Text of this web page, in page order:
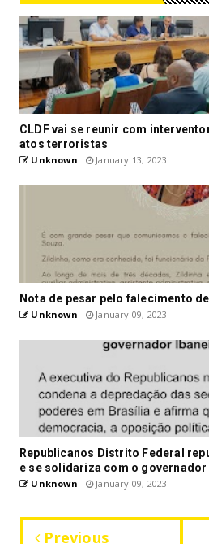
CLDF vai se reunir com
atos terroristas
Unknown January 13, 2023
Nota de pesar pelo falecimento
Unknown January 09, 2023
Republicanos Distrito Federal
e se solidariza com o governador
Unknown January 09, 2023
Previous